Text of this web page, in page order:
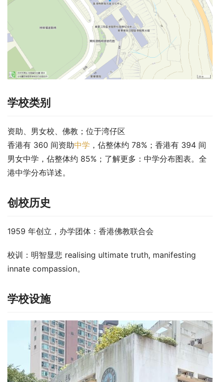
学校类别
资助、男女校、佛教；位于湾仔区
香港有 360 间资助中学 ，佔整体约 78%；香港有 394 间
男女中学，佔整体约 85%；了解更多：中学分布图表。全
港中学分布详述。
创校历史
1959 年创立，办学团体：香港佛教联合会
校训：明智显悲 realising ultimate truth, manifesting
innate compassion。
学校设施